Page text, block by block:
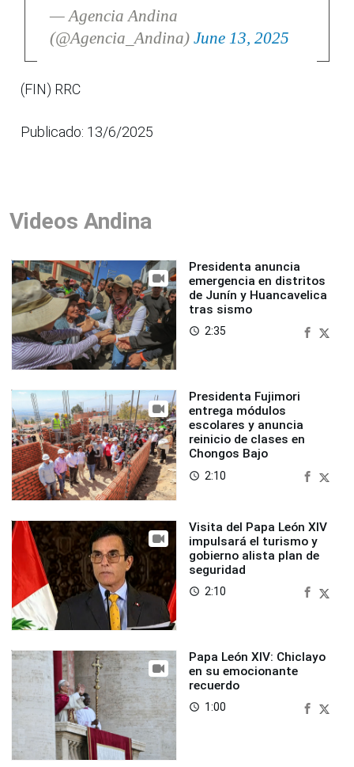
— Agencia Andina
(@Agencia_Andina) June 13, 2025
(FIN) RRC
Publicado: 13/6/2025
Videos Andina
Presidenta anuncia
emergencia en distritos
de Junín y Huancavelica
tras sismo
access_time 2:35
Presidenta Fujimori
entrega módulos
escolares y anuncia
reinicio de clases en
Chongos Bajo
access_time 2:10
Visita del Papa León XIV
impulsará el turismo y
gobierno alista plan de
seguridad
access_time 2:10
Papa León XIV: Chiclayo
en su emocionante
recuerdo
access_time 1:00